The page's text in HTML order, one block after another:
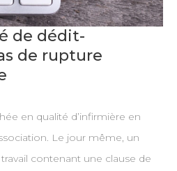
de dédit-
de rupture
en qualité d’infirmière en
Le jour même, un
contenant une clause de